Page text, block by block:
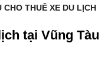
CHO THUÊ XE DU LỊCH
tại Vũng Tàu